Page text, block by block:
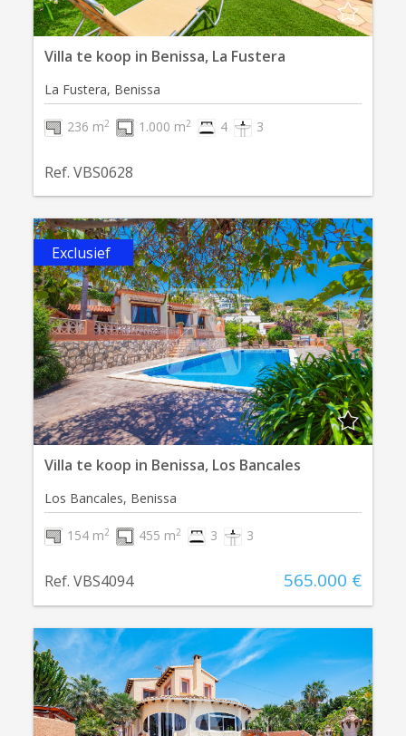
Villa te koop in Benissa, La Fustera
La Fustera, Benissa
236 m2 1.000 m2 4 3
Ref. VBS0628
Exclusief
Villa te koop in Benissa, Los Bancales
Los Bancales, Benissa
154 m2 455 m2 3 3
Ref. VBS4094 565.000 €